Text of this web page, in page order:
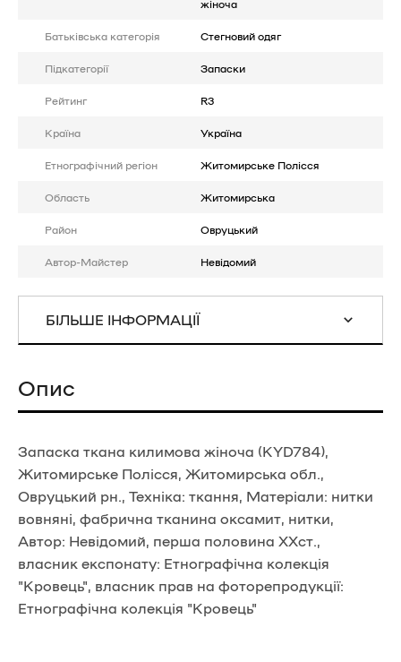
жіноча
Батькiвська категорія Стегновий одяг
Підкатегорії Запаски
Рейтинг R3
Країна Україна
Етнографічний регіон Житомирське Полісся
Область Житомирська
Район Овруцький
Автор-Майстер Невідомий
БІЛЬШЕ ІНФОРМАЦІЇ
Опис
Запаска ткана килимова жіноча (KYD784),
Житомирське Полісся, Житомирська обл.,
Овруцький рн., Техніка: ткання, Матеріали: нитки
вовняні, фабрична тканина оксамит, нитки,
Автор: Невідомий, перша половина ХХст.,
власник експонату: Етнографічна колекція
"Кровець", власник прав на фоторепродукції:
Етнографічна колекція "Кровець"